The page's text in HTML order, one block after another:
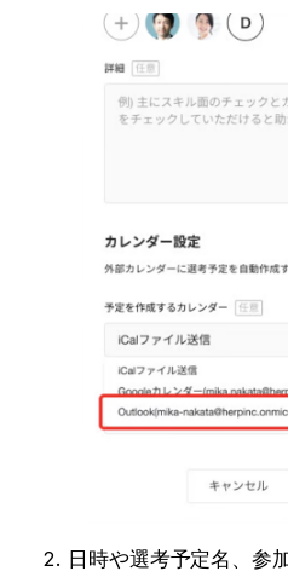
日時や選考予定名、参